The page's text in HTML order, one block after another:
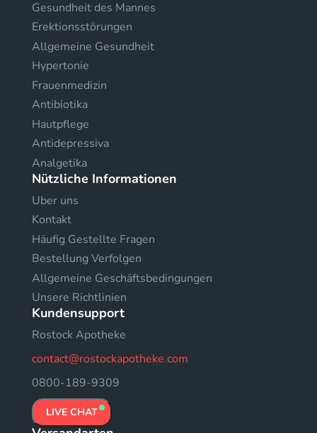
Gesundheit des Mannes
Erektionsstörungen
Allgemeine Gesundheit
Hypertonie
Frauenmedizin
Antibiotika
Hautpflege
Antidepressiva
Analgetika
Nützliche Informationen
Uber uns
Kontakt
Häufig Gestellte Fragen
Bestellung Verfolgen
Allgemeine Geschäftsbedingungen
Unsere Richtlinien
Kundensupport
Rostock Apotheke
contact@rostockapotheke.com
0800-189-9309
LIVE CHAT